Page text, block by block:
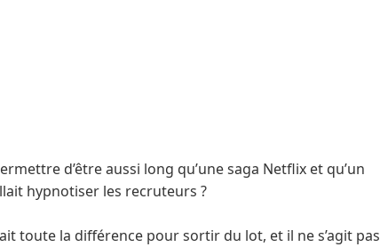
d’être aussi long qu’une saga Netflix et qu’un
hypnotiser les recruteurs ?
toute la différence pour sortir du lot, et il ne s’agit pas